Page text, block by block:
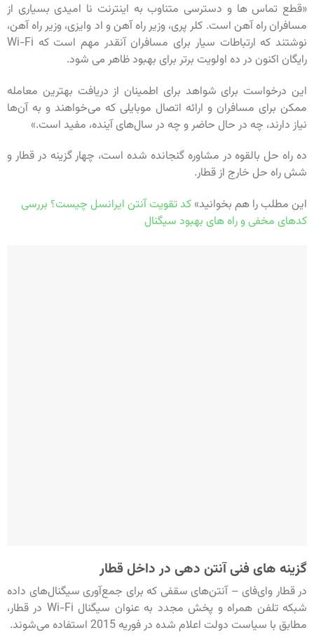
«قطع تماس ها و دسترسی متناوب به اینترنت نا امیدی بسیاری از
مسافران راه آهن است. کلر پری، وزیر راه آهن و اد وایزی، وزیر راه آهن،
نوشتند که ارتباطات سیار برای مسافران آنقدر مهم است که Wi-Fi
رایگان اکنون در ده اولویت برتر برای بهبود ظاهر می شود.
این درخواست برای شواهد برای اطمینان از دریافت بهترین معامله
ممکن برای مسافران و ارائه اتصال موبایلی که می‌خواهند و به آن‌ها
نیاز دارند، چه در حال حاضر و چه در سال‌های آینده، مفید است.»
ده راه حل بالقوه در مشاوره گنجانده شده است، چهار گزینه در قطار و
شش راه حل خارج از قطار.
این مطلب را هم بخوانید» کد تقویت آنتن ایرانسل چیست؟ بررسی
کدهای مخفی و راه های بهبود سیگنال
گزینه های فنی آنتن دهی در داخل قطار
در قطار وای‌فای – آنتن‌های سقفی که برای جمع‌آوری سیگنال‌های داده
شبکه تلفن همراه و پخش مجدد به عنوان سیگنال Wi-Fi در قطار،
مطابق با سیاست دولت اعلام شده در فوریه 2015 استفاده می‌شوند.